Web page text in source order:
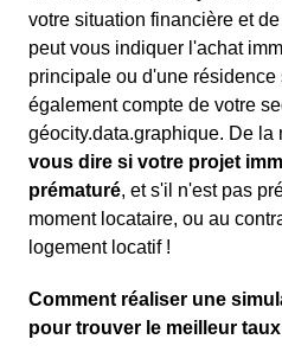
votre situation financière et
peut vous indiquer l'achat
principale ou d'une
également compte de votre
géocity.data.graphique. De la
vous dire si votre projet
prématuré, et s'il n'est pas
moment locataire, ou au
logement locatif !
Comment réaliser une
pour trouver le meilleur